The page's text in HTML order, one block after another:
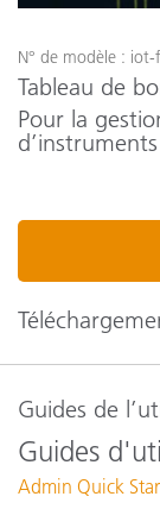
N° de modèle : iot-
Tableau de
Pour la
d’instruments
Guides de
Guides
Admin Quick